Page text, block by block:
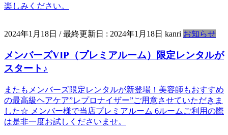
楽しみください。
2024年1月18日 / 最終更新日 : 2024年1月18日 kanri お知らせ
メンバーズVIP（プレミアルーム）限定レンタルが
スタート♪
またもメンバーズ限定レンタルが新登場！美容師もおすすめ
の最高級ヘアケア”レプロナイザー”ご用意させていただきま
した☆ メンバー様で当店プレミアルーム 6ルームご利用の際
は是非一度お試しくださいませ。